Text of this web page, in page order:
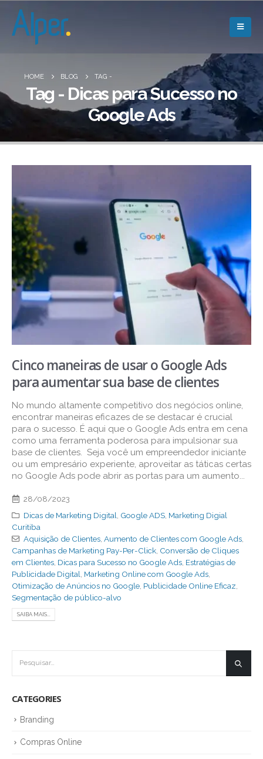
HOME BLOG TAG -
Tag - Dicas para Sucesso no
Google Ads
Cinco maneiras de usar o Google Ads
para aumentar sua base de clientes
No mundo altamente competitivo dos negócios online,
encontrar maneiras eficazes de se destacar é crucial
para o sucesso. É aqui que o Google Ads entra em cena
como uma ferramenta poderosa para impulsionar sua
base de clientes. Seja você um empreendedor iniciante
ou um empresário experiente, aproveitar as táticas certas
no Google Ads pode abrir as portas para um aumento...
28/08/2023
Dicas de Marketing Digital Google ADS, Marketing Digial
Curitiba
Aquisição de Clientes, Aumento de Clientes com Google Ads,
Campanhas de Marketing Pay-Per-Click Conversão de Cliques
em Clientes Dicas para Sucesso no Google Ads Estratégias de
Publicidade Digital Marketing Online com Google Ads
Otimização de Anúncios no Google Publicidade Online Eficaz
Segmentação de público-alvo
SAIBA MAIS...
CATEGORIES
Branding
Compras Online